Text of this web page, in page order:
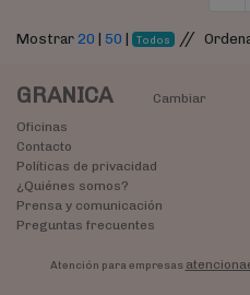
Mostrar 20 50 Todos //
GRANICA
Cambiar
Oficinas
Contacto
Políticas de privacidad
¿Quiénes somos?
Prensa y comunicación
Preguntas frecuentes
Atención para empresas